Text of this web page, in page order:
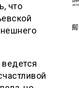
что
ведется